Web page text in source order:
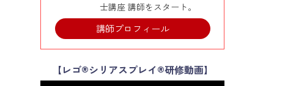
士講座 講師をスタート。
講師プロフィール
【レゴ®シリアスプレイ®研修動画】